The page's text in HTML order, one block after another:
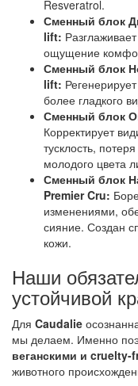
Resveratrol.
Сменный блок
lift:
ощущение
Сменный блок
lift:
более гладкого
Сменный блок
Корректирует
тусклость,
молодого цвета
Сменный блок
Premier Cru:
изменениями,
сияние. Создан
кожи.
Наши
устойчивой
Для Caudalie
мы делаем. Именно
веганскими и cruelty-
животного